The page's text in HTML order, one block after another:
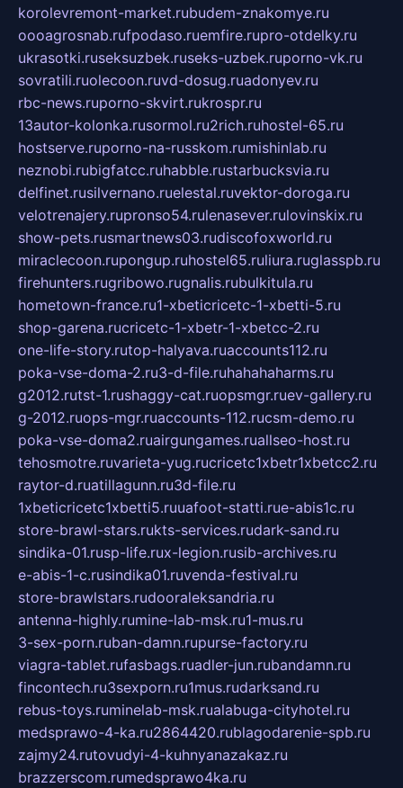
korolevremont-market.rubudem-znakomye.ru
oooagrosnab.rufpodaso.ruemfire.rupro-otdelky.ru
ukrasotki.ruseksuzbek.ruseks-uzbek.ruporno-vk.ru
sovratili.ruolecoon.ruvd-dosug.ruadonyev.ru
rbc-news.ruporno-skvirt.rukrospr.ru
13autor-kolonka.rusormol.ru2rich.ruhostel-65.ru
hostserve.ruporno-na-russkom.rumishinlab.ru
neznobi.rubigfatcc.ruhabble.rustarbucksvia.ru
delfinet.rusilvernano.ruelestal.ruvektor-doroga.ru
velotrenajery.rupronso54.rulenasever.rulovinskix.ru
show-pets.rusmartnews03.rudiscofoxworld.ru
miraclecoon.rupongup.ruhostel65.ruliura.ruglasspb.ru
firehunters.rugribowo.rugnalis.rubulkitula.ru
hometown-france.ru1-xbeticricetc-1-xbetti-5.ru
shop-garena.rucricetc-1-xbetr-1-xbetcc-2.ru
one-life-story.rutop-halyava.ruaccounts112.ru
poka-vse-doma-2.ru3-d-file.ruhahahaharms.ru
g2012.rutst-1.rushaggy-cat.ruopsmgr.ruev-gallery.ru
g-2012.ruops-mgr.ruaccounts-112.rucsm-demo.ru
poka-vse-doma2.ruairgungames.ruallseo-host.ru
tehosmotre.ruvarieta-yug.rucricetc1xbetr1xbetcc2.ru
raytor-d.ruatillagunn.ru3d-file.ru
1xbeticricetc1xbetti5.ruuafoot-statti.rue-abis1c.ru
store-brawl-stars.rukts-services.rudark-sand.ru
sindika-01.rusp-life.rux-legion.rusib-archives.ru
e-abis-1-c.rusindika01.ruvenda-festival.ru
store-brawlstars.rudooraleksandria.ru
antenna-highly.rumine-lab-msk.ru1-mus.ru
3-sex-porn.ruban-damn.rupurse-factory.ru
viagra-tablet.rufasbags.ruadler-jun.rubandamn.ru
fincontech.ru3sexporn.ru1mus.rudarksand.ru
rebus-toys.ruminelab-msk.rualabuga-cityhotel.ru
medsprawo-4-ka.ru2864420.rublagodarenie-spb.ru
zajmy24.rutovudyi-4-kuhnyanazakaz.ru
brazzerscom.rumedsprawo4ka.ru